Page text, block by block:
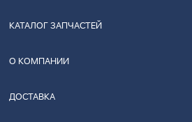
КАТАЛОГ ЗАПЧАСТЕЙ
О КОМПАНИИ
ДОСТАВКА